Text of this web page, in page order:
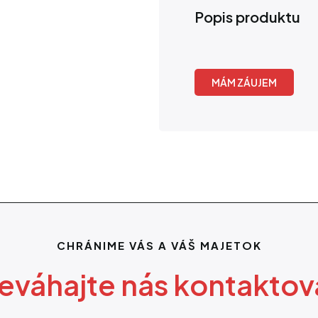
Popis produktu
MÁM ZÁUJEM
CHRÁNIME VÁS A VÁŠ MAJETOK
nás